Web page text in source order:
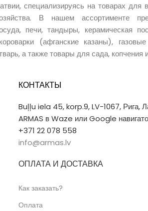
специализируясь на товарах для
В нашем ассортименте
печи, тандыры, керамическая
(афганские казаны),
а также товары для сада, копчения
КОНТАКТЫ
Buļļu iela 45, korp.9, LV-1067, Рига,
ARMAS в Waze или Google
+371 22 078 558
info@armas.lv
ОПЛАТА И ДОСТАВКА
Как заказать?
Оплата